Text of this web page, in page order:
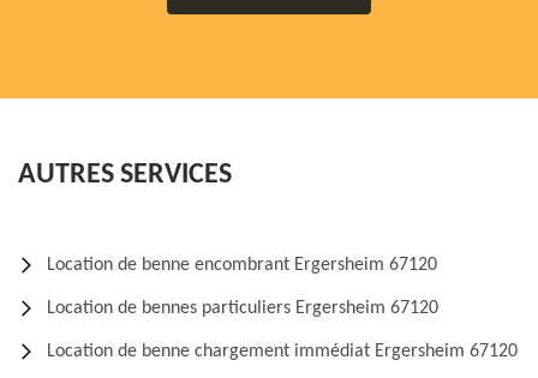
AUTRES SERVICES
Location de benne encombrant Ergersheim 67120
Location de bennes particuliers Ergersheim 67120
Location de benne chargement immédiat Ergersheim 67120